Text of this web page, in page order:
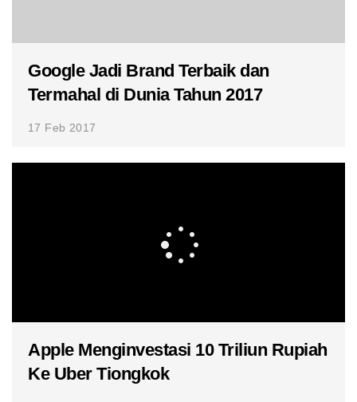
Google Jadi Brand Terbaik dan
Termahal di Dunia Tahun 2017
17 Feb 2017
Apple Menginvestasi 10 Triliun Rupiah
Ke Uber Tiongkok